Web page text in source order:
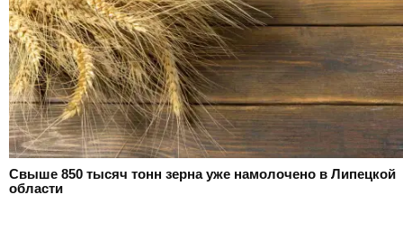
Свыше 850 тысяч тонн зерна уже намолочено в Липецкой
области